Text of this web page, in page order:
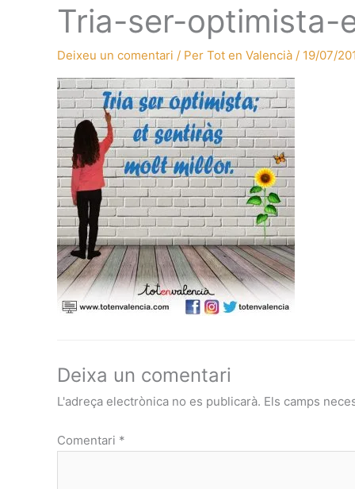
Tria-ser-
Deixeu un comentari / Per Tot en Valencià / 19/07/
Deixa un comentari
L'adreça electrònica no es publicarà. Els camps
Comentari *